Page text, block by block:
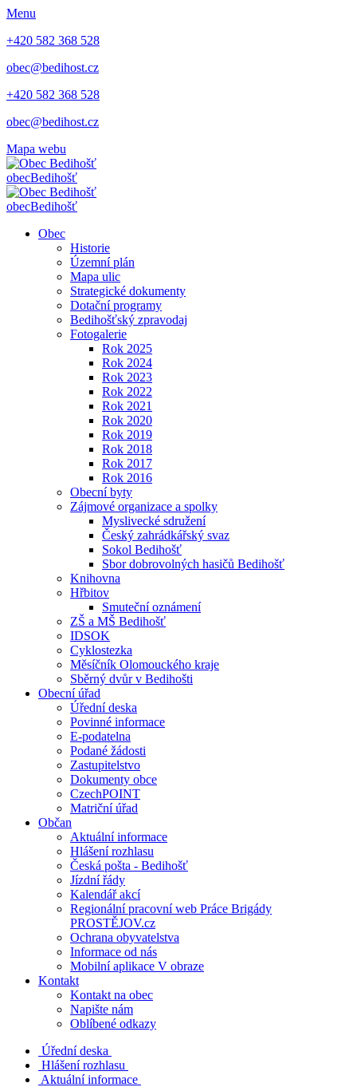
Menu
+420 582 368 528
obec@bedihost.cz
+420 582 368 528
obec@bedihost.cz
Mapa webu
obecBedihošť
obecBedihošť
Obec
Historie
Územní plán
Mapa ulic
Strategické dokumenty
Dotační programy
Bedihošťský zpravodaj
Fotogalerie
Rok 2025
Rok 2024
Rok 2023
Rok 2022
Rok 2021
Rok 2020
Rok 2019
Rok 2018
Rok 2017
Rok 2016
Obecní byty
Zájmové organizace a spolky
Myslivecké sdružení
Český zahrádkářský svaz
Sokol Bedihošť
Sbor dobrovolných hasičů Bedihošť
Knihovna
Hřbitov
Smuteční oznámení
ZŠ a MŠ Bedihošť
IDSOK
Cyklostezka
Měsíčník Olomouckého kraje
Sběrný dvůr v Bedihošti
Obecní úřad
Úřední deska
Povinné informace
E-podatelna
Podané žádosti
Zastupitelstvo
Dokumenty obce
CzechPOINT
Matriční úřad
Občan
Aktuální informace
Hlášení rozhlasu
Česká pošta - Bedihošť
Jízdní řády
Kalendář akcí
Regionální pracovní web Práce Brigády
PROSTĚJOV.cz
Ochrana obyvatelstva
Informace od nás
Mobilní aplikace V obraze
Kontakt
Kontakt na obec
Napište nám
Oblíbené odkazy
Úřední deska
Hlášení rozhlasu
Aktuální informace